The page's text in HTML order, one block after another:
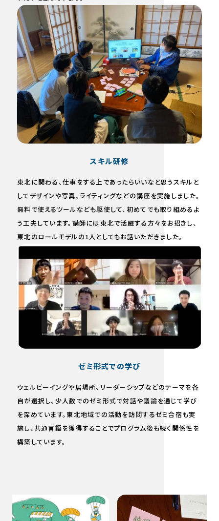
スキル研修
東北に関わる、仕事をする上であったらいいなと思うスキルと
してデザインや写真、ライティングなどの講座を実施しました。
無料で使えるツールなども駆使して、初めてでも取り組めるよ
う工夫しています。講師には東北で活躍する方々をお招きし、
東北のロールモデルの1人としてもお話いただきました。
ゼミ形式での学び
ウェルビーイングや居場所、リーダーシップなどのテーマを各
自が選択し、少人数でのゼミ形式で対話や議論を通じて学び
を深めています。東北地域での活動を訪問するゼミ合宿も実
施し、共通言語を獲得することでプログラム後も続く関係性を
構築しています。